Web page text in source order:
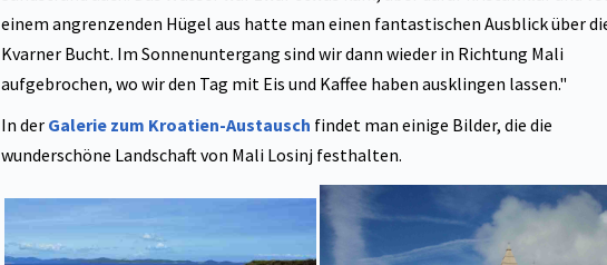
einem angrenzenden Hügel aus hatte man einen fantastischen Ausblick über
Kvarner Bucht. Im Sonnenuntergang sind wir dann wieder in Richtung Mali
aufgebrochen, wo wir den Tag mit Eis und Kaffee haben ausklingen lassen."
In der Galerie zum Kroatien-Austausch findet man einige Bilder, die die
wunderschöne Landschaft von Mali Losinj festhalten.